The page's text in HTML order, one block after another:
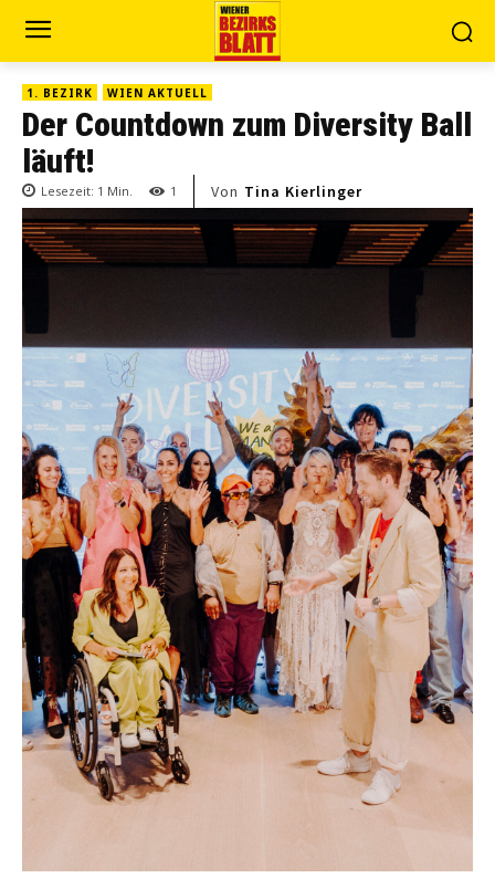
1. BEZIRK WIEN AKTUELL
Der Countdown zum Diversity Ball
läuft!
Lesezeit: 1 Min. 1 Von Tina Kierlinger